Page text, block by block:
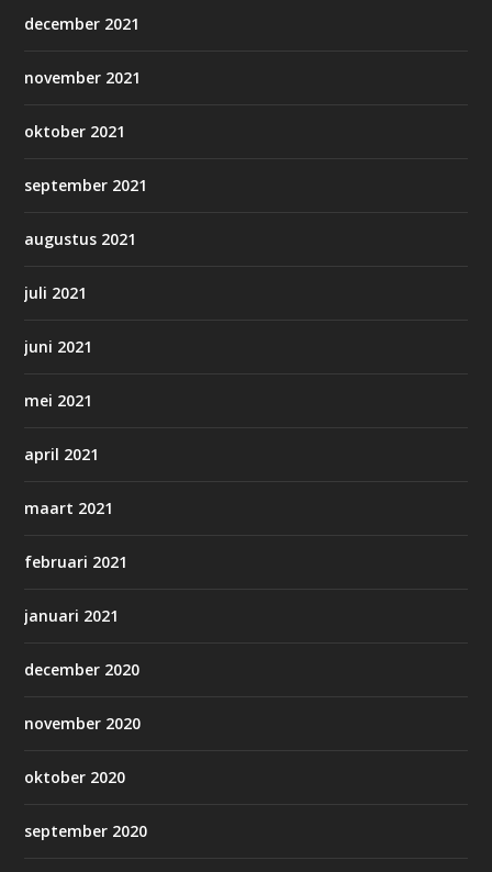
december 2021
november 2021
oktober 2021
september 2021
augustus 2021
juli 2021
juni 2021
mei 2021
april 2021
maart 2021
februari 2021
januari 2021
december 2020
november 2020
oktober 2020
september 2020